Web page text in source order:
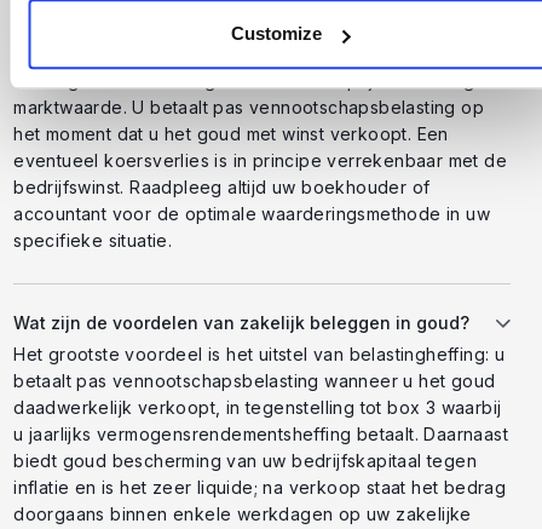
Customize
Hoe wordt zakelijk goud fiscaal behandeld?
marktwaarde. U betaalt pas vennootschapsbelasting op
het moment dat u het goud met winst verkoopt. Een
eventueel koersverlies is in principe verrekenbaar met de
bedrijfswinst. Raadpleeg altijd uw boekhouder of
accountant voor de optimale waarderingsmethode in uw
specifieke situatie.
Wat zijn de voordelen van zakelijk beleggen in goud?
Het grootste voordeel is het uitstel van belastingheffing: u
betaalt pas vennootschapsbelasting wanneer u het goud
daadwerkelijk verkoopt, in tegenstelling tot box 3 waarbij
u jaarlijks vermogensrendementsheffing betaalt. Daarnaast
biedt goud bescherming van uw bedrijfskapitaal tegen
inflatie en is het zeer liquide; na verkoop staat het bedrag
doorgaans binnen enkele werkdagen op uw zakelijke